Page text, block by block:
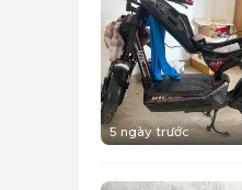
5 ngày trước